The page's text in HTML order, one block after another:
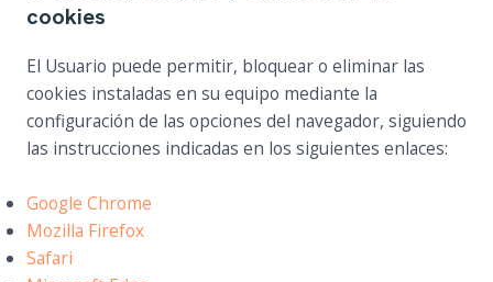
cookies
El Usuario puede permitir, bloquear o eliminar las
cookies instaladas en su equipo mediante la
configuración de las opciones del navegador, siguiendo
las instrucciones indicadas en los siguientes enlaces:
Google Chrome
Mozilla Firefox
Safari